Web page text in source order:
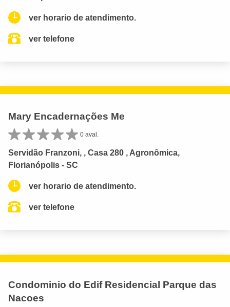
ver horario de atendimento.
ver telefone
Mary Encadernações Me
0 aval.
Servidão Franzoni, , Casa 280 , Agronômica,
Florianópolis - SC
ver horario de atendimento.
ver telefone
Condominio do Edif Residencial Parque das
Nacoes